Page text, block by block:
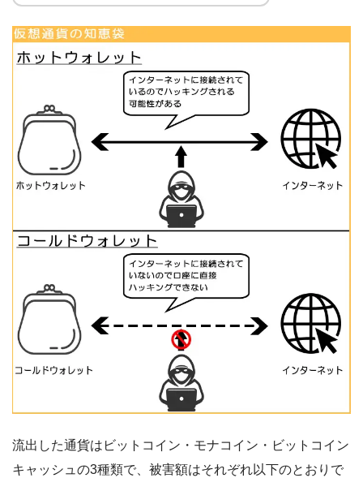
流出した通貨はビットコイン・モナコイン・ビットコイン
キャッシュの3種類で、被害額はそれぞれ以下のとおりで